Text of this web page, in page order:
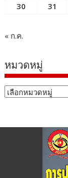
30
31
« ก.ค.
หมวดหมู่
หมวด